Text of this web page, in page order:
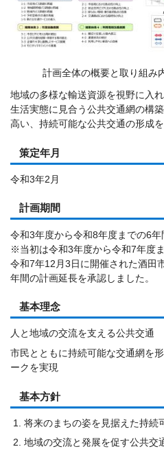
計画全体の概要と取り組み
地域の多様な輸送資源を視野に入
生活実態に見合う公共交通網の構
高い、持続可能な公共交通の形成
策定年月
令和3年2月
計画期間
令和3年度から令和8年度までの6年
※当初は令和3年度から令和7年度
令和7年12月3日に開催された酒田
年間の計画延長を承認しました。
基本理念
人と地域の交流を支える公共交通
市民とともに持続可能な交通網を
ークを実現
基本方針
将来のまちの姿を見据えた持続
地域の交流と発展を促す公共交